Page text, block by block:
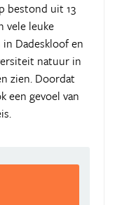
bestond uit 13
vele leuke
Dadeskloof en
natuur in
zien. Doordat
een gevoel van